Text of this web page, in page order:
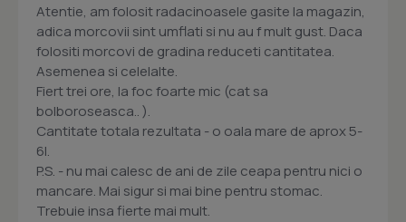
Atentie, am folosit radacinoasele gasite la magazin,
adica morcovii sint umflati si nu au f mult gust. Daca
folositi morcovi de gradina reduceti cantitatea.
Asemenea si celelalte.
Fiert trei ore, la foc foarte mic (cat sa
bolboroseasca.. ).
Cantitate totala rezultata - o oala mare de aprox 5-
6l.
P.S. - nu mai calesc de ani de zile ceapa pentru nici o
mancare. Mai sigur si mai bine pentru stomac.
Trebuie insa fierte mai mult.